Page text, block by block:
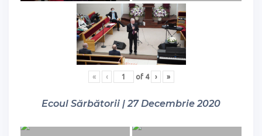
« ‹ of 4 › »
Ecoul Sărbătorii | 27 Decembrie 2020